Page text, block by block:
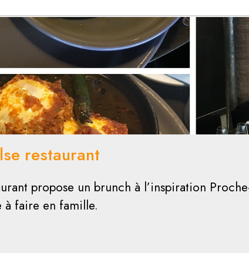
restaurant
propose un brunch à l’inspiration
à faire en famille.